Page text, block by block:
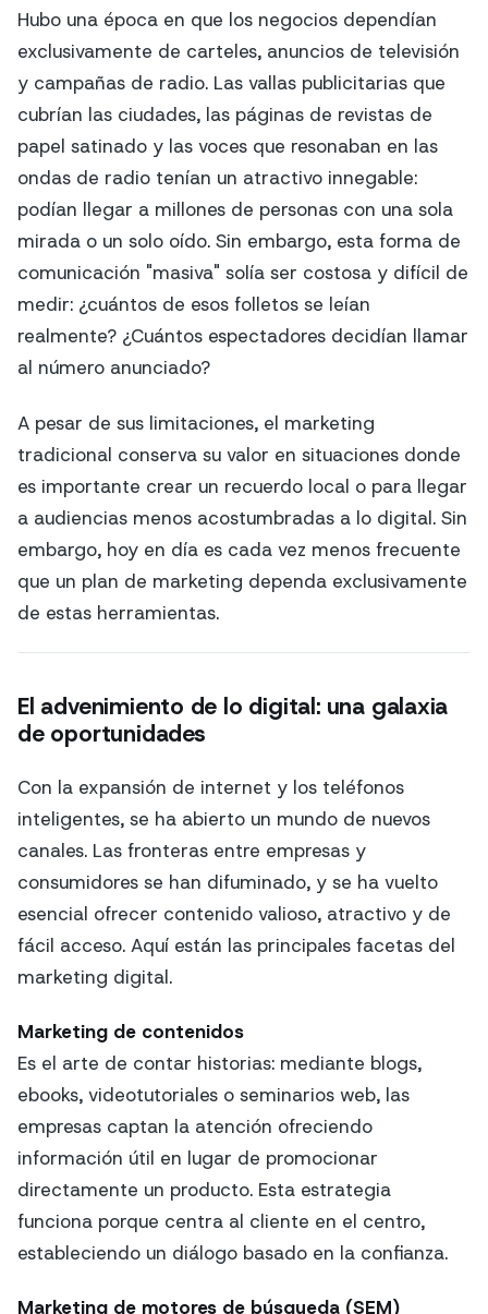
Hubo una época en que los negocios dependían
exclusivamente de carteles, anuncios de televisión
y campañas de radio. Las vallas publicitarias que
cubrían las ciudades, las páginas de revistas de
papel satinado y las voces que resonaban en las
ondas de radio tenían un atractivo innegable:
podían llegar a millones de personas con una sola
mirada o un solo oído. Sin embargo, esta forma de
comunicación "masiva" solía ser costosa y difícil de
medir: ¿cuántos de esos folletos se leían
realmente? ¿Cuántos espectadores decidían llamar
al número anunciado?
A pesar de sus limitaciones, el marketing
tradicional conserva su valor en situaciones donde
es importante crear un recuerdo local o para llegar
a audiencias menos acostumbradas a lo digital. Sin
embargo, hoy en día es cada vez menos frecuente
que un plan de marketing dependa exclusivamente
de estas herramientas.
El advenimiento de lo digital: una galaxia
de oportunidades
Con la expansión de internet y los teléfonos
inteligentes, se ha abierto un mundo de nuevos
canales. Las fronteras entre empresas y
consumidores se han difuminado, y se ha vuelto
esencial ofrecer contenido valioso, atractivo y de
fácil acceso. Aquí están las principales facetas del
marketing digital.
Marketing de contenidos
Es el arte de contar historias: mediante blogs,
ebooks, videotutoriales o seminarios web, las
empresas captan la atención ofreciendo
información útil en lugar de promocionar
directamente un producto. Esta estrategia
funciona porque centra al cliente en el centro,
estableciendo un diálogo basado en la confianza.
Marketing de motores de búsqueda (SEM)